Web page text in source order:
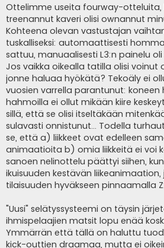
Ottelimme useita fourway-otteluita,
treenannut kaveri olisi ownannut
Kohteena olevan vastustajan
tuskalliseksi: automaattisesti
sattuu, manuaalisesti L3:n painelu
Jos vaikka oikealla tatilla olisi voinut
jonne haluaa hyökätä? Tekoäly ei
vuosien varrella parantunut: koneen
hahmoilla ei ollut mikään kiire
sillä, että se olisi itseltäkään
sulavasti onnistunut... Todella
se, että a) liikkeet ovat edelleen
animaatioita b) omia liikkeitä ei voi
sanoen nelinottelu päättyi siihen,
ikuisuuden kestävän
tilaisuuden hyväkseen pinnaamalla
"Uusi" selätyssysteemi on täysin
ihmispelaajien matsit lopu enää
Ymmärrän että tällä on haluttu
kick-outtien draamaa, mutta ei